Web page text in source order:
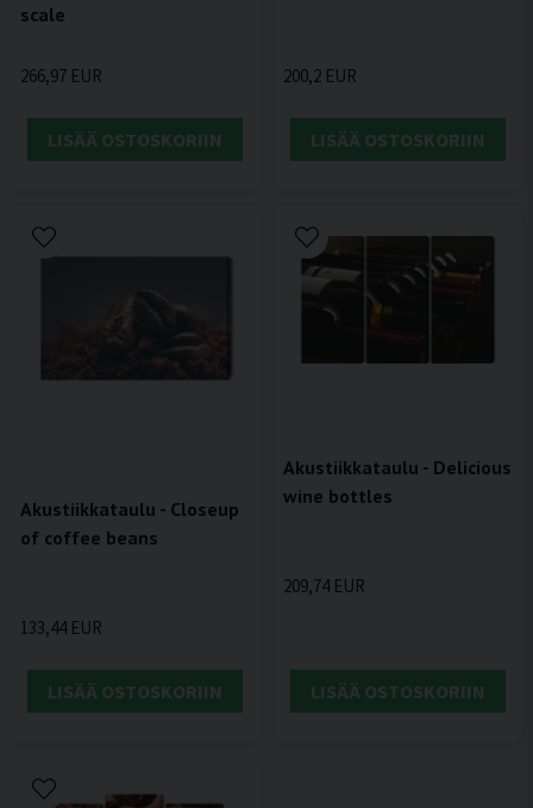
scale
266,97 EUR
LISÄÄ OSTOSKORIIN
200,2 EUR
LISÄÄ OSTOSKORIIN
Akustiikkataulu - Closeup
of coffee beans
133,44 EUR
LISÄÄ OSTOSKORIIN
Akustiikkataulu - Delicious
wine bottles
209,74 EUR
LISÄÄ OSTOSKORIIN